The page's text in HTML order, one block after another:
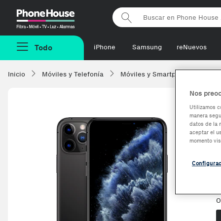
Phonehouse
Todo iPhone Samsung reNuevos
Inicio Móviles y Telefonía Móviles y Smartphones
Nos
Utilizamos
manera
datos de la
aceptar el
momento